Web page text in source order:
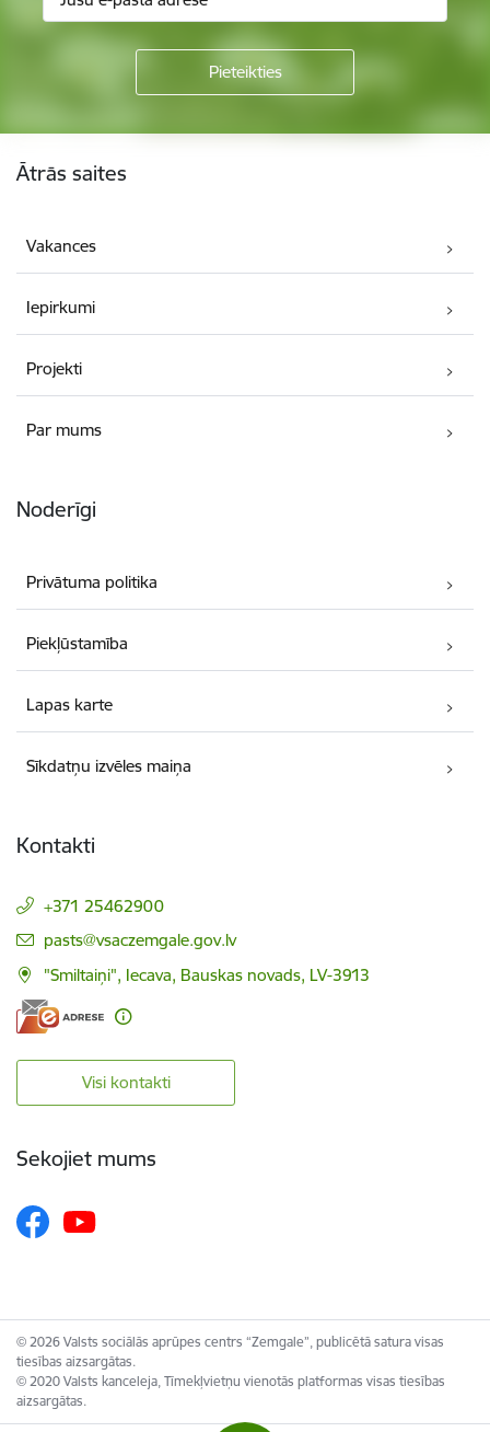
Ātrās saites
Vakances
Iepirkumi
Projekti
Par mums
Noderīgi
Privātuma politika
Piekļūstamība
Lapas karte
Sīkdatņu izvēles maiņa
Kontakti
+371 25462900
E-pasts:
pasts@vsaczemgale.gov.lv
"Smiltaiņi", Iecava, Bauskas novads, LV-3913
Visi kontakti
Sekojiet mums
© 2026 Valsts sociālās aprūpes centrs “Zemgale”, publicētā satura visas
tiesības aizsargātas.
© 2020 Valsts kanceleja, Tīmekļvietņu vienotās platformas visas tiesības
aizsargātas.